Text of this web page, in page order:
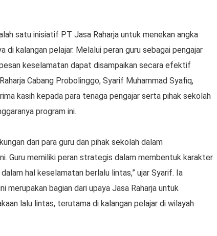
satu inisiatif PT Jasa Raharja untuk menekan angka
di kalangan pelajar. Melalui peran guru sebagai pengajar
keselamatan dapat disampaikan secara efektif
Cabang Probolinggo, Syarif Muhammad Syafiq,
kasih kepada para tenaga pengajar serta pihak sekolah
program ini.
dari para guru dan pihak sekolah dalam
Guru memiliki peran strategis dalam membentuk karakter
hal keselamatan berlalu lintas,” ujar Syarif. Ia
merupakan bagian dari upaya Jasa Raharja untuk
lalu lintas, terutama di kalangan pelajar di wilayah